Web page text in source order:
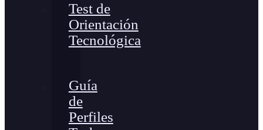
Test de
Orientación
Tecnológica
Guía
de
Perfiles